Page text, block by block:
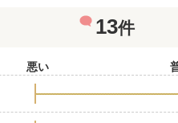
13件
悪い